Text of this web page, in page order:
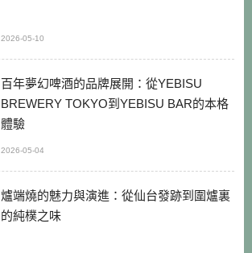
2026-05-10
百年夢幻啤酒的品牌展開：從YEBISU
BREWERY TOKYO到YEBISU BAR的本格
體驗
2026-05-04
爐端燒的魅力與演進：從仙台發跡到圍爐裏
的純樸之味